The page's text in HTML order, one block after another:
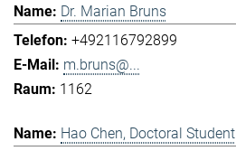
Dr. Marian Bruns
+492116792899
m.bruns@...
1162
Hao Chen, Doctoral Student